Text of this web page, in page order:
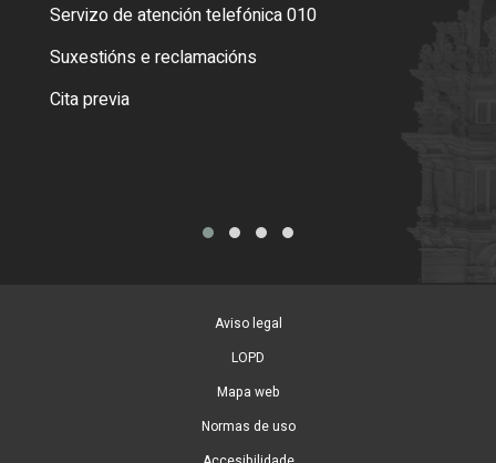
Servizo de atención telefónica 010
Suxestións e reclamacións
Cita previa
Aviso legal
LOPD
Mapa web
Normas de uso